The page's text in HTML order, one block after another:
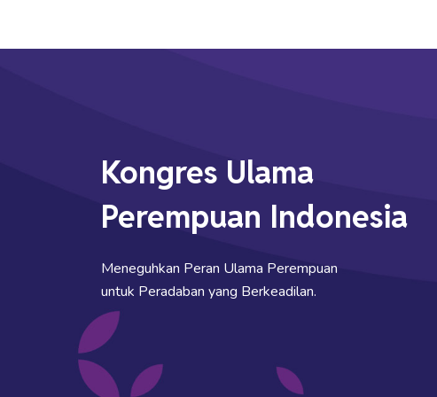
Kongres Ulama
Perempuan Indonesia
Meneguhkan Peran Ulama Perempuan
untuk Peradaban yang Berkeadilan.